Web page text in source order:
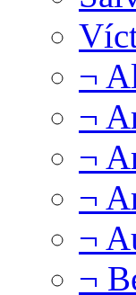
¬
¬
¬
¬
¬
¬